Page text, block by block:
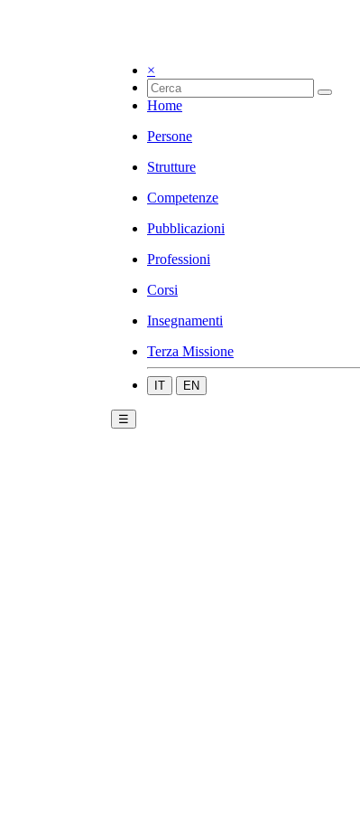
×
Home
Persone
Strutture
Competenze
Pubblicazioni
Professioni
Corsi
Insegnamenti
Terza Missione
IT EN
☰